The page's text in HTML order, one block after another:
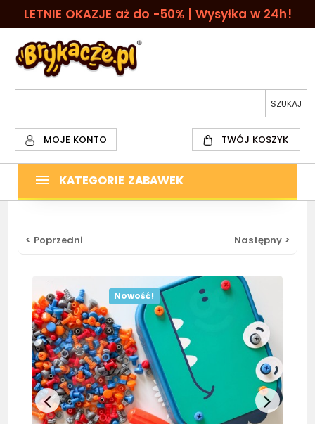
LETNIE OKAZJE aż do -50% | Wysyłka w 24h!
MOJE KONTO TWÓJ KOSZYK
KATEGORIE ZABAWEK
< Poprzedni Następny >
Nowość!